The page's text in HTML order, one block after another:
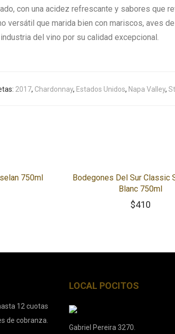
con una acidez refrescante y sabores que
versátil que marida bien con mariscos, aves
del vino por su calidad excepcional.
2017, Chardonnay, Estados Unidos, Napa Valley,
750ml
Bodegones Del Sur Classic
Blanc 750ml
$410
12 cuotas
de cobranza.
LOCAL POCITOS
Gabriel Pereira 3270.